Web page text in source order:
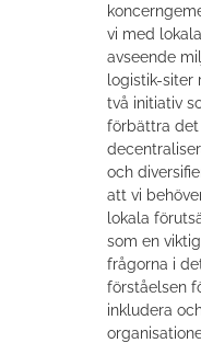
vi med
avseende
logistik-siter
två initiativ
förbättra det
och
att vi
lokala
som en
frågorna i
förståelsen
inkludera